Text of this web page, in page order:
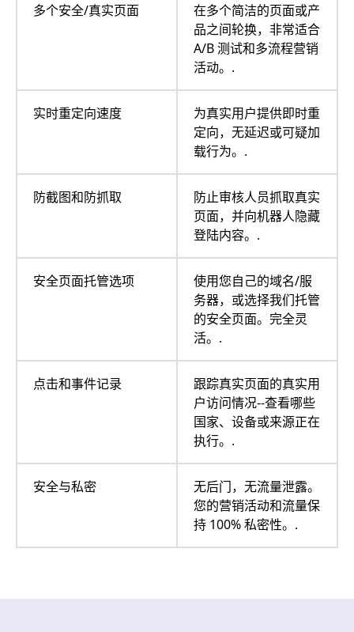
多个安全/真实页面
在多个简洁的页面或产
品之间轮换，非常适合
A/B 测试和多流程营销
活动。.
实时重定向速度
为真实用户提供即时重
定向，无延迟或可疑加
载行为。.
防截图和防抓取
防止审核人员抓取真实
页面，并向机器人隐藏
登陆内容。.
安全页面托管选项
使用您自己的域名/服
务器，或选择我们托管
的安全页面。完全灵
活。.
点击和事件记录
跟踪真实页面的真实用
户访问情况--查看哪些
国家、设备或来源正在
执行。.
安全与私密
无后门，无流量泄露。
您的营销活动和流量保
持 100% 私密性。.